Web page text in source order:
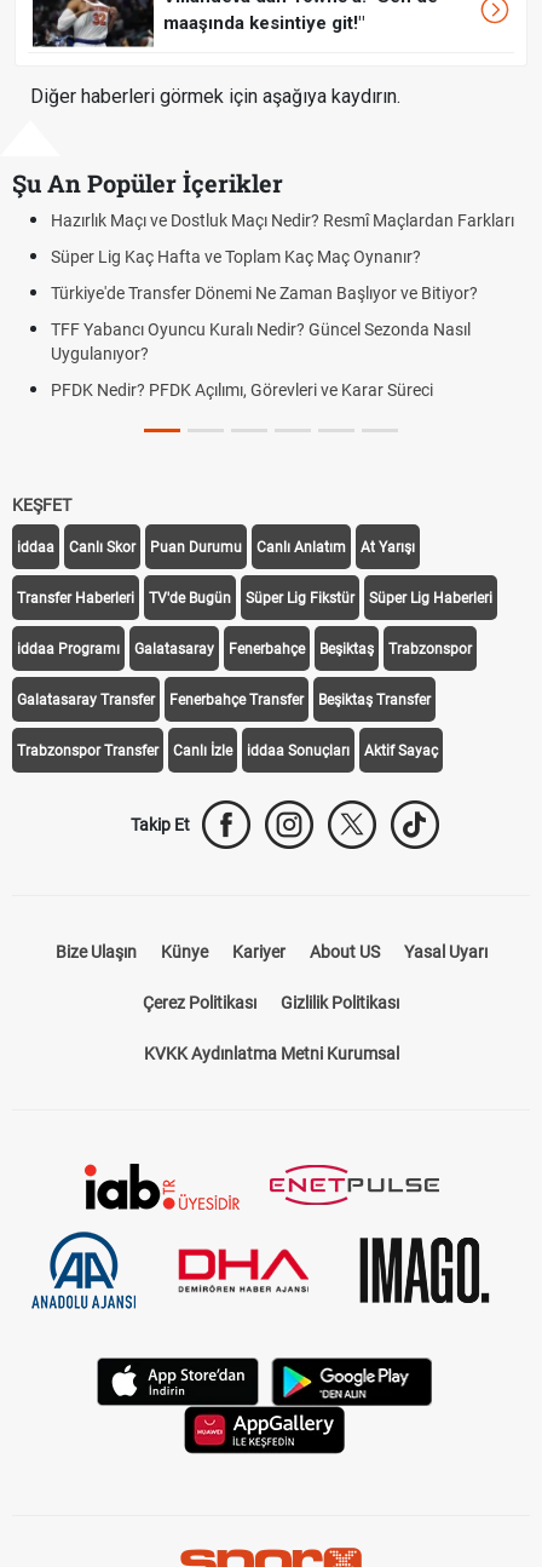
maaşında kesintiye git!"
Diğer haberleri görmek için aşağıya kaydırın.
Şu An Popüler İçerikler
Maçı ve Dostluk Maçı Nedir? Resmî Maçlardan Farkları
Kaç Hafta ve Toplam Kaç Maç Oynanır?
Transfer Dönemi Ne Zaman Başlıyor ve Bitiyor?
Oyuncu Kuralı Nedir? Güncel Sezonda Nasıl
PFDK Açılımı, Görevleri ve Karar Süreci
Puan
Futbol
KEŞFET
iddaa Canlı Skor Puan Durumu Canlı Anlatım At Yarışı
Transfer Haberleri TV'de Bugün Süper Lig Fikstür Süper Lig Haberleri
iddaa Programı Galatasaray Fenerbahçe Beşiktaş Trabzonspor
Galatasaray Transfer Fenerbahçe Transfer Beşiktaş Transfer
Trabzonspor Transfer Canlı İzle iddaa Sonuçları Aktif Sayaç